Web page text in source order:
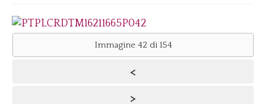
Consultazione
Immagini digitali
Immagine 42 di 154
<
>